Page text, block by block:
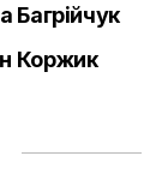
Багрійчук
Коржик